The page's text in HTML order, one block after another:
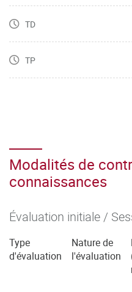
TD
TP
Modalités de
connaissances
Évaluation initiale /
Type
d'évaluation
Nature de
l'évaluation